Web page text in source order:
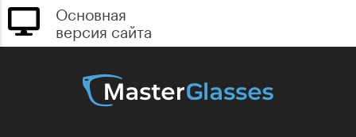
Основная
версия сайта